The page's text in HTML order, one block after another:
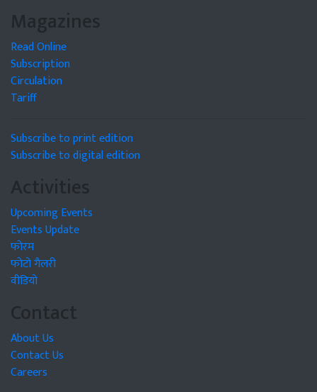
Magazines
Read Online
Subscription
Circulation
Tariff
Subscribe to print edition
Subscribe to digital edition
Activities
Upcoming Events
Events Update
फोरम
फोटो गैलरी
वीडियो
Contact
About Us
Contact Us
Careers